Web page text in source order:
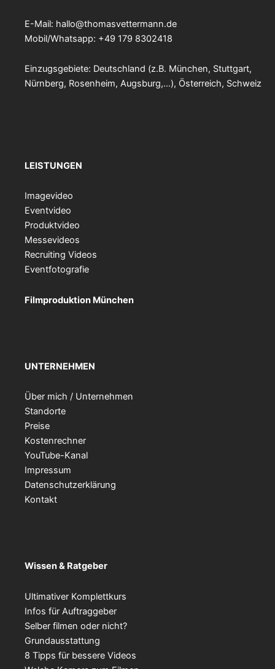
E-Mail: hallo@thomasvettermann.de
Mobil/Whatsapp: +49 179 8302418
Einzugsgebiete: Deutschland (z.B. München, Stuttgart,
Nürnberg, Rosenheim, Augsburg,…), Österreich, Schweiz
LEISTUNGEN
Imagevideo
Eventvideo
Produktvideo
Messevideos
Recruiting Videos
Eventfotografie
Filmproduktion München
UNTERNEHMEN
Über mich / Unternehmen
Standorte
Preise
Kostenrechner
YouTube-Kanal
Impressum
Datenschutzerklärung
Kontakt
Wissen & Ratgeber
Ultimativer Komplettkurs
Infos für Auftraggeber
Selber filmen oder nicht?
Grundausstattung
8 Tipps für bessere Videos